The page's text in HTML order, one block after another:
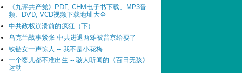
《九评共产党》PDF, CHM电子书下载、MP3音
频、DVD, VCD视频下载地址大全
中共政权崩溃前的疯狂（下）
乌克兰战事紧张 中共进退两难被普京给耍了
铁链女一声惊人 -- 我不是小花梅
一个婴儿都不准出生 -- 骇人听闻的《百日无孩》
运动